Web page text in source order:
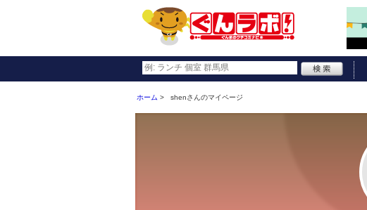
ホーム shenさんのマイページ